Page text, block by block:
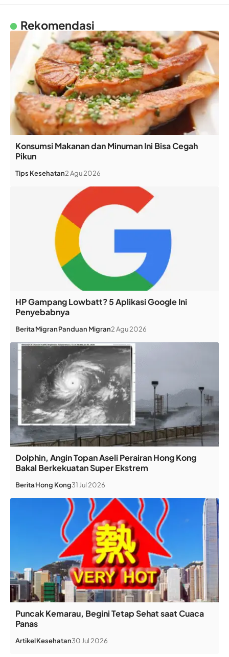
Rekomendasi
Konsumsi Makanan dan Minuman Ini Bisa Cegah
Pikun
Tips Kesehatan2 Agu 2026
HP Gampang Lowbatt? 5 Aplikasi Google Ini
Penyebabnya
BeritaMigranPanduan Migran2 Agu 2026
Dolphin, Angin Topan Aseli Perairan Hong Kong
Bakal Berkekuatan Super Ekstrem
BeritaHong Kong31 Jul 2026
Puncak Kemarau, Begini Tetap Sehat saat Cuaca
Panas
ArtikelKesehatan30 Jul 2026